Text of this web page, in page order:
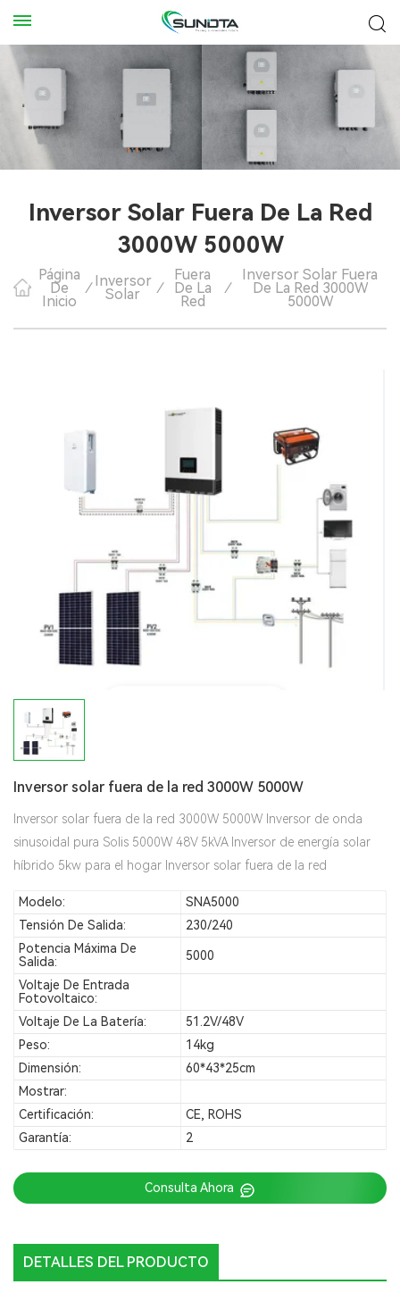
Inversor Solar Fuera De La Red
3000W 5000W
Página
De
Inicio
/ Inversor
Solar /
Fuera
De La
Red
/
Inversor Solar Fuera
De La Red 3000W
5000W
Inversor solar fuera de la red 3000W 5000W
Inversor solar fuera de la red 3000W 5000W Inversor de onda
sinusoidal pura Solis 5000W 48V 5kVA Inversor de energía solar
híbrido 5kw para el hogar Inversor solar fuera de la red
Modelo:
SNA5000
Tensión De Salida:
230/240
Potencia Máxima De
Salida:
5000
Voltaje De Entrada
Fotovoltaico:
Voltaje De La Batería:
51.2V/48V
Peso:
14kg
Dimensión:
60*43*25cm
Mostrar:
Certificación:
CE, ROHS
Garantía:
2
Consulta Ahora
DETALLES DEL PRODUCTO